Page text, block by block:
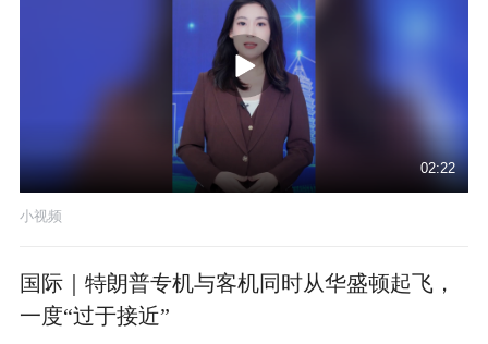
02:22
小视频
国际｜特朗普专机与客机同时从华盛顿起飞，
一度“过于接近”